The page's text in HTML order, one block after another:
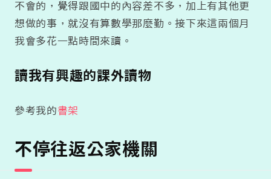
不會的，覺得跟國中的內容差不多，加上有其他更
想做的事，就沒有算數學那麼勤。接下來這兩個月
我會多花一點時間來讀。
讀我有興趣的課外讀物
參考我的書架
不停往返公家機關